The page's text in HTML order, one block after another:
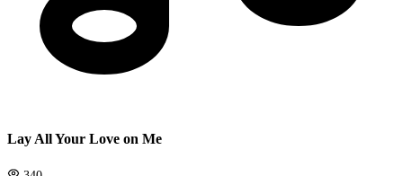
Lay All Your Love on Me